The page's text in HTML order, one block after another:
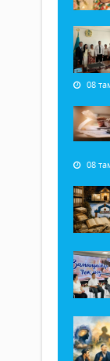
08
08